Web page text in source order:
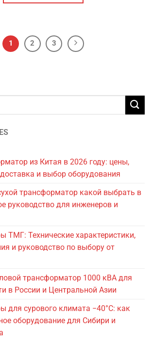
1 2 3
из Китая в 2026 году: цены,
и выбор оборудования
трансформатор какой выбрать в
руководство для инженеров и
ТМГ: Технические характеристики,
и руководство по выбору от
трансформатор 1000 кВА для
в России и Центральной Азии
для сурового климата −40°C: как
оборудование для Сибири и